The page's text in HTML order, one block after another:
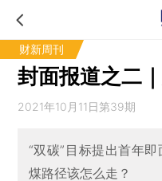
财新周刊
封面报道之二
2021年10月11日第39期
“双碳”目标提出首年
煤路径该怎么走？